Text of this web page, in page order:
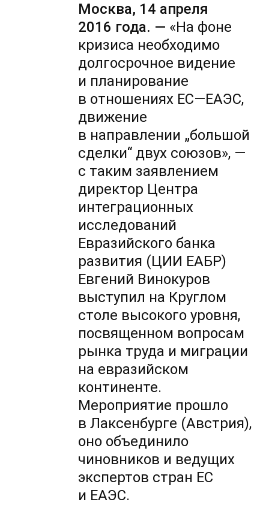
Москва, 14 апреля
2016 года. — «На фоне
кризиса необходимо
долгосрочное видение
и планирование
в отношениях ЕС—ЕАЭС,
движение
в направлении „большой
сделки“ двух союзов», —
с таким заявлением
директор Центра
интеграционных
исследований
Евразийского банка
развития (ЦИИ ЕАБР)
Евгений Винокуров
выступил на Круглом
столе высокого уровня,
посвященном вопросам
рынка труда и миграции
на евразийском
континенте.
Мероприятие прошло
в Лаксенбурге (Австрия),
оно объединило
чиновников и ведущих
экспертов стран ЕС
и ЕАЭС.